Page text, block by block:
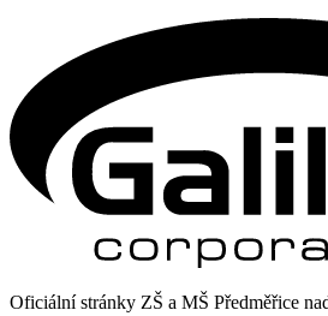
Oficiální stránky ZŠ a MŠ Předměřice